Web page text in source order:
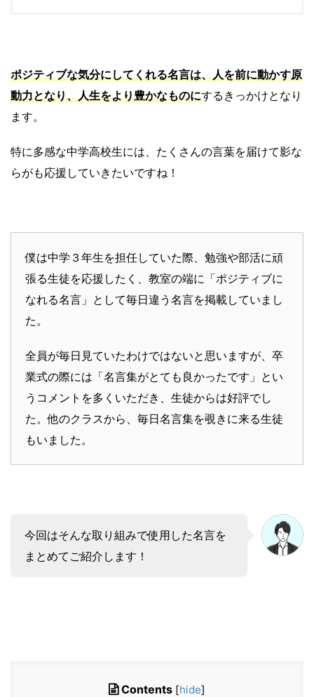
ポジティブな気分にしてくれる名言は、人を前に動かす原
動力となり、人生をより豊かなものにするきっかけとなり
ます。
特に多感な中学高校生には、たくさんの言葉を届けて影な
らがも応援していきたいですね！
僕は中学３年生を担任していた際、勉強や部活に頑
張る生徒を応援したく、教室の端に「ポジティブに
なれる名言」として毎日違う名言を掲載していまし
た。
全員が毎日見ていたわけではないと思いますが、卒
業式の際には「名言集がとても良かったです」とい
うコメントを多くいただき、生徒からは好評でし
た。他のクラスから、毎日名言集を覗きに来る生徒
もいました。
今回はそんな取り組みで使用した名言を
まとめてご紹介します！
Contents [hide]